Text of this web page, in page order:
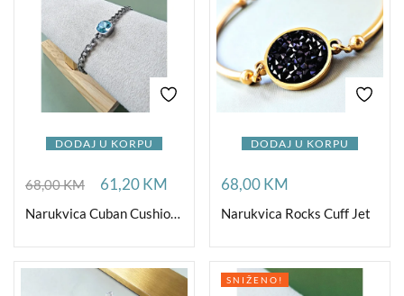
DODAJ U KORPU
68,00KM 61,20KM
Narukvica Cuban Cushion Aqua
DODAJ U KORPU
68,00KM
Narukvica Rocks Cuff Jet
SNIŽENO!